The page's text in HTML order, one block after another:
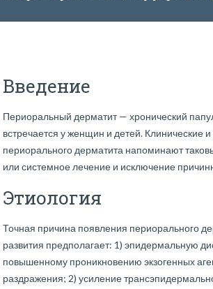
Введение
Периоральный дерматит — хронический
встречается у женщин и детей. Клинические
периорального дерматита напоминают
или системное лечение и исключение
Этиология
Точная причина появления периорального
развития предполагает: 1) эпидермальную
повышенному проникновению экзогенных
раздражения; 2) усиление